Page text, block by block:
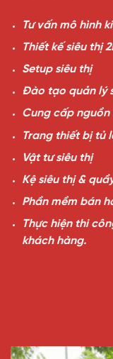
Tư vấn mô hình
Thiết kế siêu thị
Setup siêu thị
Đào tạo quản lý
Cung cấp nguồn
Trang thiết bị tủ
Vật tư siêu thị
Kệ siêu thị &
Phần mềm bán
Thực hiện thi
khách hàng.